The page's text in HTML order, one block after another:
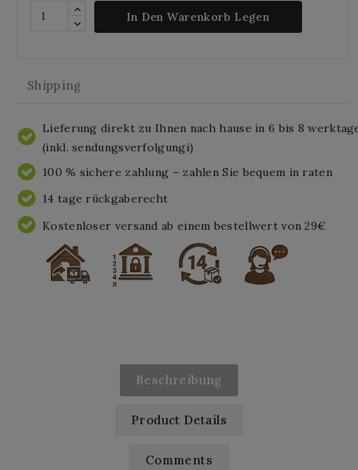
In Den Warenkorb Legen
Shipping
Lieferung direkt zu Ihnen nach hause in 6 bis 8
(inkl. sendungsverfolgungi)
100 % sichere zahlung – zahlen Sie bequem in raten
14 tage rückgaberecht
Kostenloser versand ab einem bestellwert von 29€
Beschreibung
Product Details
Comments